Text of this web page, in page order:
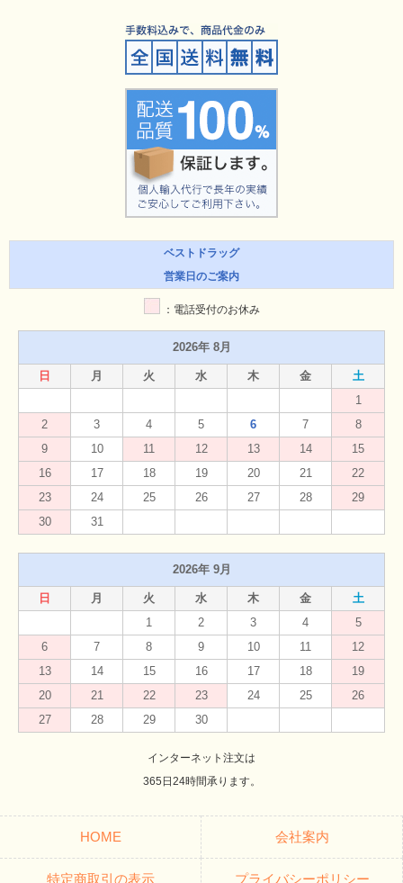
ベストドラッグ
営業日のご案内
：電話受付のお休み
2026年 8月
日 月 火 水 木 金
土
1
2
3 4 5 6 7
8
9
10 11 12 13 14
15
16
17 18 19 20 21
22
23
24 25 26 27 28
29
30
31
2026年 9月
日 月 火 水 木 金
土
1
2 3 4
5
6
7 8 9 10 11
12
13
14 15 16 17 18
19
20
21 22 23 24 25
26
27
28 29 30
インターネット注文は
365日24時間承ります。
HOME 会社案内
特定商取引の表示 プライバシーポリシー